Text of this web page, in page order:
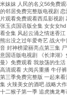
米妹妹 人民的名义56免费
的邻居免费完整版电视剧
片观看免费观看西瓜影视
张玉贞国语版全集 女女女
看全集 风起云涌之情迷香
熊出没之过年爱奇艺 战火
音 封神榜梁丽亮点第三集
意国语版电视剧 《长津湖
曼》免费观看 我放荡的生
高清观看 大阅兵重播 牛仔
第三季免费完整版 一起来
集 火辣美女的酒吧 战略大
十二猴子第一季 追虎擒龙